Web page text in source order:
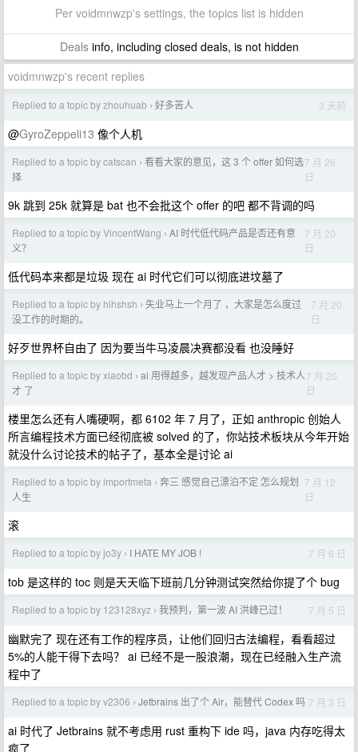
Per voidmnwzp's settings, the topics list is hidden
Dealsinfo, including closed deals, is not hidden
voidmnwzp's recent replies
Replied to a topic by zhouhuab › 好多苦人 3 天前
@GyroZeppeli13 像个人机
Replied to a topic by catscan › 看看大家的意见，这 3 个 offer 如何选
择
7 月 26
日
9k 跳到 25k 就算是 bat 也不会批这个 offer 的吧 都不背调的吗
Replied to a topic by VincentWang › AI 时代低代码产品是否还有意
义？
7 月 20
日
低代码本来都是垃圾 现在 ai 时代它们可以彻底进坟墓了
Replied to a topic by hlhshsh › 失业马上一个月了 ，大家是怎么度过
没工作的时期的。
7 月 20
日
好歹世界杯自由了 因为要当牛马凌晨决赛都没看 也没睡好
Replied to a topic by xiaobd › ai 用得越多，越发现产品人才 > 技术人
才 了
7 月 20
日
楼里怎么还有人嘴硬啊，都 6102 年 7 月了，正如 anthropic 创始人
所言编程技术方面已经彻底被 solved 的了，你站技术板块从今年开始
就没什么讨论技术的帖子了，基本全是讨论 ai
Replied to a topic by importmeta › 奔三 感觉自己漂泊不定 怎么规划
人生
7 月 12
日
滚
Replied to a topic by jo3y › I HATE MY JOB ! 7 月 6 日
tob 是这样的 toc 则是天天临下班前几分钟测试突然给你提了个 bug
Replied to a topic by 123128xyz › 我预判，第一波 AI 洪峰已过！ 7 月 5 日
幽默完了 现在还有工作的程序员，让他们回归古法编程，看看超过
5%的人能干得下去吗？ ai 已经不是一股浪潮，现在已经融入生产流
程中了
Replied to a topic by v2306 › Jetbrains 出了个 Air，能替代 Codex 吗 7 月 3 日
ai 时代了 Jetbrains 就不考虑用 rust 重构下 ide 吗，java 内存吃得太
疯了